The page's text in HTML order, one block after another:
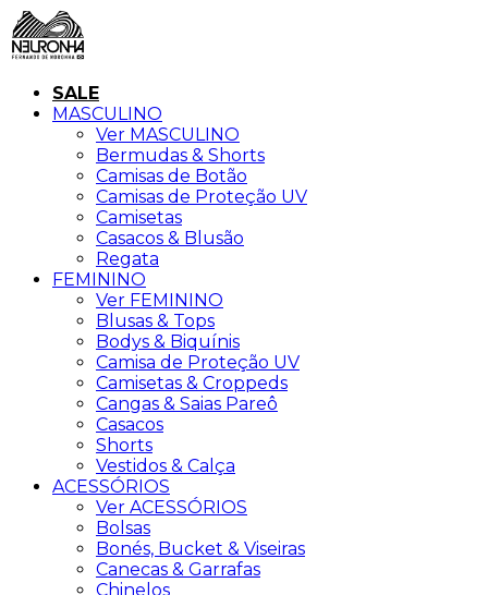
SALE
MASCULINO
Ver MASCULINO
Bermudas & Shorts
Camisas de Botão
Camisas de Proteção UV
Camisetas
Casacos & Blusão
Regata
FEMININO
Ver FEMININO
Blusas & Tops
Bodys & Biquínis
Camisa de Proteção UV
Camisetas & Croppeds
Cangas & Saias Pareô
Casacos
Shorts
Vestidos & Calça
ACESSÓRIOS
Ver ACESSÓRIOS
Bolsas
Bonés, Bucket & Viseiras
Canecas & Garrafas
Chinelos